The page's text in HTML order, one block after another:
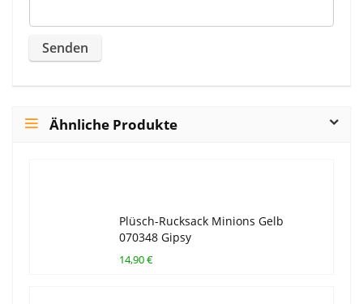
Ähnliche Produkte
Plüsch-Rucksack Minions Gelb
070348 Gipsy
14,90 €